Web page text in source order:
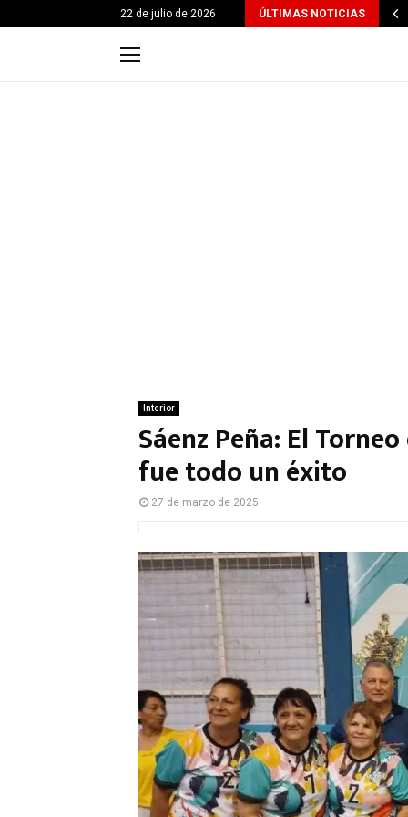
22 de julio de 2026 ÚLTIMAS NOTICIAS
Interior
Sáenz Peña: El
fue todo un éxito
27 de marzo de 2025